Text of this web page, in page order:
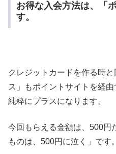
お得な入会方法は、「
す。
クレジットカードを作る時
ス」もポイントサイトを経
純粋にプラスになります。
今回もらえる金額は、500円
ものは、500円に泣く」です。